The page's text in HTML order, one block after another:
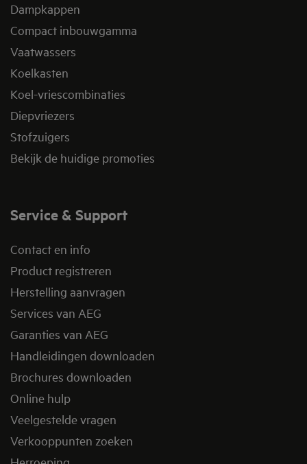
Dampkappen
Compact inbouwgamma
Vaatwassers
Koelkasten
Koel-vriescombinaties
Diepvriezers
Stofzuigers
Bekijk de huidige promoties
Service & Support
Contact en info
Product registreren
Herstelling aanvragen
Services van AEG
Garanties van AEG
Handleidingen downloaden
Brochures downloaden
Online hulp
Veelgestelde vragen
Verkooppunten zoeken